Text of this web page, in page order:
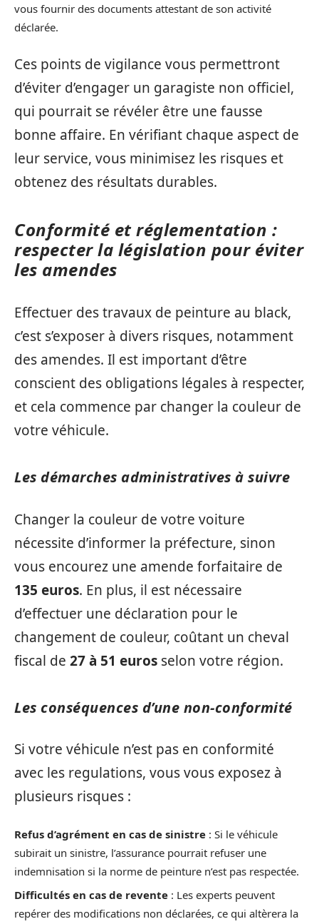
vous fournir des documents attestant de son activité
déclarée.
Ces points de vigilance vous permettront
d’éviter d’engager un garagiste non officiel,
qui pourrait se révéler être une fausse
bonne affaire. En vérifiant chaque aspect de
leur service, vous minimisez les risques et
obtenez des résultats durables.
Conformité et réglementation :
respecter la législation pour éviter
les amendes
Effectuer des travaux de peinture au black,
c’est s’exposer à divers risques, notamment
des amendes. Il est important d’être
conscient des obligations légales à respecter,
et cela commence par changer la couleur de
votre véhicule.
Les démarches administratives à suivre
Changer la couleur de votre voiture
nécessite d’informer la préfecture, sinon
vous encourez une amende forfaitaire de
135 euros. En plus, il est nécessaire
d’effectuer une déclaration pour le
changement de couleur, coûtant un cheval
fiscal de 27 à 51 euros selon votre région.
Les conséquences d’une non-conformité
Si votre véhicule n’est pas en conformité
avec les regulations, vous vous exposez à
plusieurs risques :
Refus d’agrément en cas de sinistre : Si le véhicule
subirait un sinistre, l’assurance pourrait refuser une
indemnisation si la norme de peinture n’est pas respectée.
Difficultés en cas de revente : Les experts peuvent
repérer des modifications non déclarées, ce qui altèrera la